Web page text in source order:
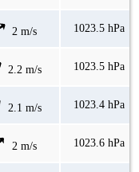
2 m/s 1023.5 hPa
2.2 m/s 1023.5 hPa
2.1 m/s 1023.4 hPa
2 m/s 1023.6 hPa